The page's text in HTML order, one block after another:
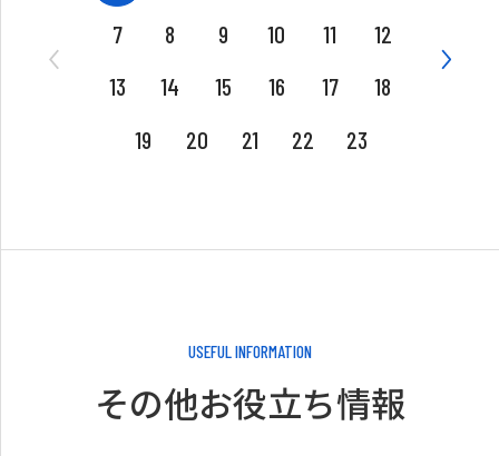
7
8 9 10 11
12
13
14 15 16 17
18
19
20 21 22 23
USEFUL INFORMATION
その他お役立ち情報